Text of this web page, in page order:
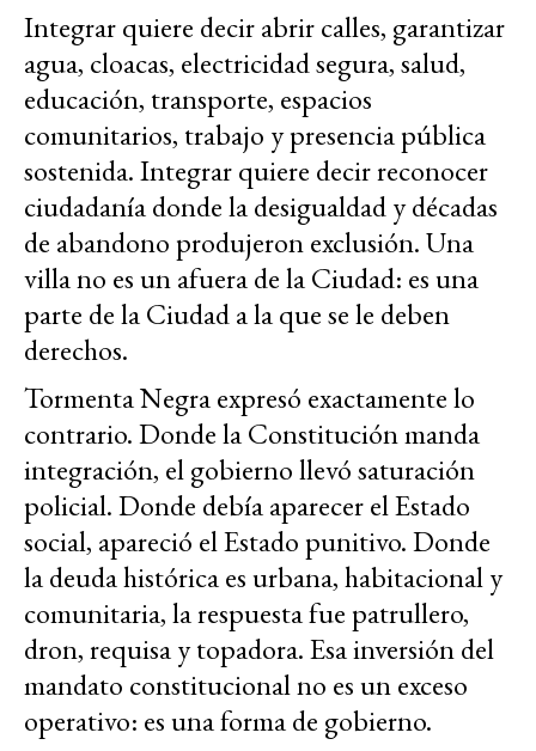
Integrar quiere decir abrir calles, garantizar
agua, cloacas, electricidad segura, salud,
educación, transporte, espacios
comunitarios, trabajo y presencia pública
sostenida. Integrar quiere decir reconocer
ciudadanía donde la desigualdad y décadas
de abandono produjeron exclusión. Una
villa no es un afuera de la Ciudad: es una
parte de la Ciudad a la que se le deben
derechos.
Tormenta Negra expresó exactamente lo
contrario. Donde la Constitución manda
integración, el gobierno llevó saturación
policial. Donde debía aparecer el Estado
social, apareció el Estado punitivo. Donde
la deuda histórica es urbana, habitacional y
comunitaria, la respuesta fue patrullero,
dron, requisa y topadora. Esa inversión del
mandato constitucional no es un exceso
operativo: es una forma de gobierno.